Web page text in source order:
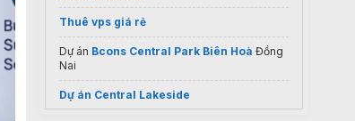
Thuê vps giá rẻ
Dự án Bcons Central Park Biên Hoà Đồng
Nai
Dự án Central Lakeside